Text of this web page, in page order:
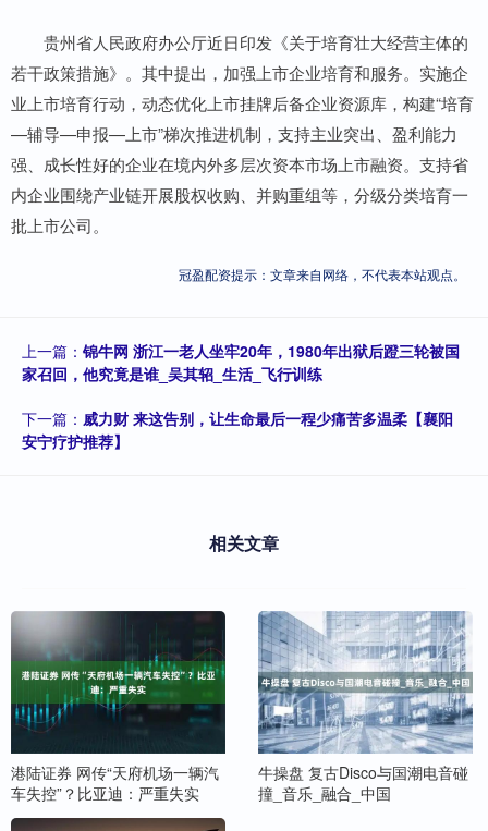
贵州省人民政府办公厅近日印发《关于培育壮大经营主体的
若干政策措施》。其中提出，加强上市企业培育和服务。实施企
业上市培育行动，动态优化上市挂牌后备企业资源库，构建“培育
—辅导—申报—上市”梯次推进机制，支持主业突出、盈利能力
强、成长性好的企业在境内外多层次资本市场上市融资。支持省
内企业围绕产业链开展股权收购、并购重组等，分级分类培育一
批上市公司。
冠盈配资提示：文章来自网络，不代表本站观点。
上一篇： 锦牛网 浙江一老人坐牢20年，1980年出狱后蹬三轮被国
家召回，他究竟是谁_吴其轺_生活_飞行训练
下一篇： 威力财 来这告别，让生命最后一程少痛苦多温柔【襄阳
安宁疗护推荐】
相关文章
港陆证券 网传“天府机场一辆汽
车失控”？比亚迪：严重失实
牛操盘 复古Disco与国潮电音碰
撞_音乐_融合_中国